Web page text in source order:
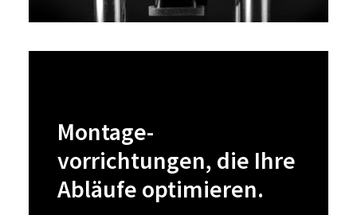
Montage-
vorrichtungen, die Ihre
Abläufe optimieren.